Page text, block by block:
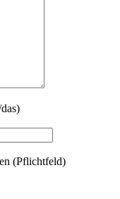
(Pflichtfeld)